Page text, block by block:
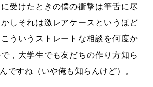
受けたときの僕の衝撃は筆舌に尽
しそれは激レアケースというほど
ういうストレートな相談を何度か
，大学生でも友だちの作り方知ら
ですね（いや俺も知らんけど）。